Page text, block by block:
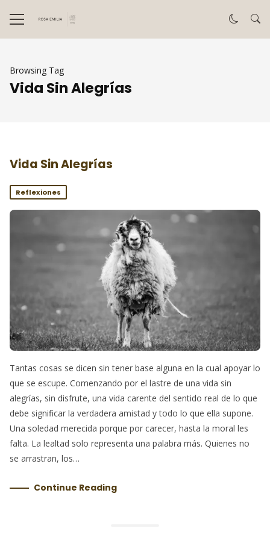
Browsing Tag
Vida Sin Alegrías
Vida Sin Alegrías
Reflexiones
Tantas cosas se dicen sin tener base alguna en la cual apoyar lo
que se escupe. Comenzando por el lastre de una vida sin
alegrías, sin disfrute, una vida carente del sentido real de lo que
debe significar la verdadera amistad y todo lo que ella supone.
Una soledad merecida porque por carecer, hasta la moral les
falta. La lealtad solo representa una palabra más. Quienes no
se arrastran, los…
Continue Reading